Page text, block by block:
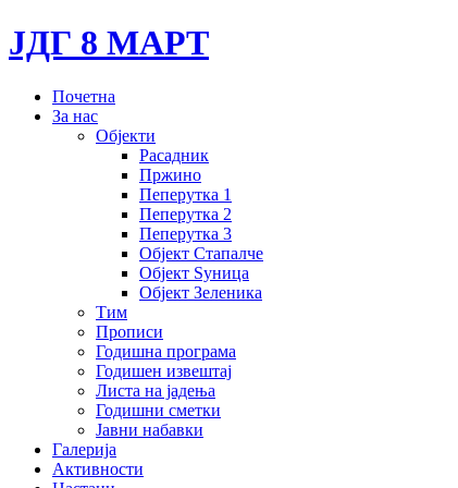
ЈДГ 8 МАРТ
Почетна
За нас
Објекти
Расадник
Пржино
Пеперутка 1
Пеперутка 2
Пеперутка 3
Објект Стапалче
Објект Ѕуница
Објект Зеленика
Тим
Прописи
Годишна програма
Годишен извештај
Листа на јадења
Годишни сметки
Јавни набавки
Галерија
Активности